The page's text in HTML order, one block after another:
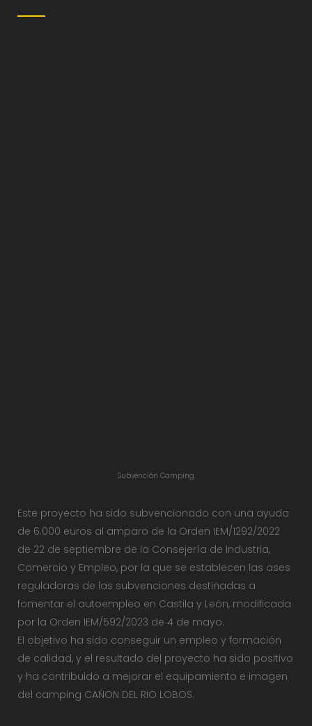
Subvención Camping
Este proyecto ha sido subvencionado con una ayuda
de 6.000 euros al amparo de la Orden IEM/1292/2022
de 22 de septiembre de la Consejería de Industria,
Comercio y Empleo, por la que se establecen las ases
reguladoras de las subvenciones destinadas a
fomentar el autoempleo en Castila y León, modificada
por la Orden IEM/592/2023 de 4 de mayo.
El objetivo ha sido conseguir un empleo y formación
de calidad, y el resultado del proyecto ha sido positivo
y ha contribuido a mejorar el equipamiento e imagen
del camping CAÑON DEL RIO LOBOS.